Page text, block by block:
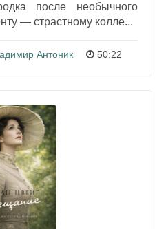
после необычного
— страстному колле...
Антоник 50:22